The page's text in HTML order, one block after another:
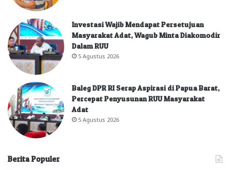
Investasi Wajib Mendapat Persetujuan
Masyarakat Adat, Wagub Minta Diakomodir
Dalam RUU
5 Agustus 2026
Baleg DPR RI Serap Aspirasi di Papua Barat,
Percepat Penyusunan RUU Masyarakat
Adat
5 Agustus 2026
Berita Populer